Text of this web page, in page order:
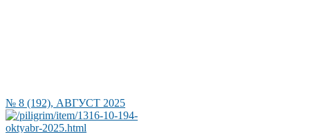
№ 8 (192), АВГУСТ 2025